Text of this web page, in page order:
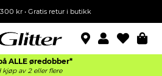
kr • Gratis retur i butikk
ALLE øredobber*
kjøp av 2 eller flere